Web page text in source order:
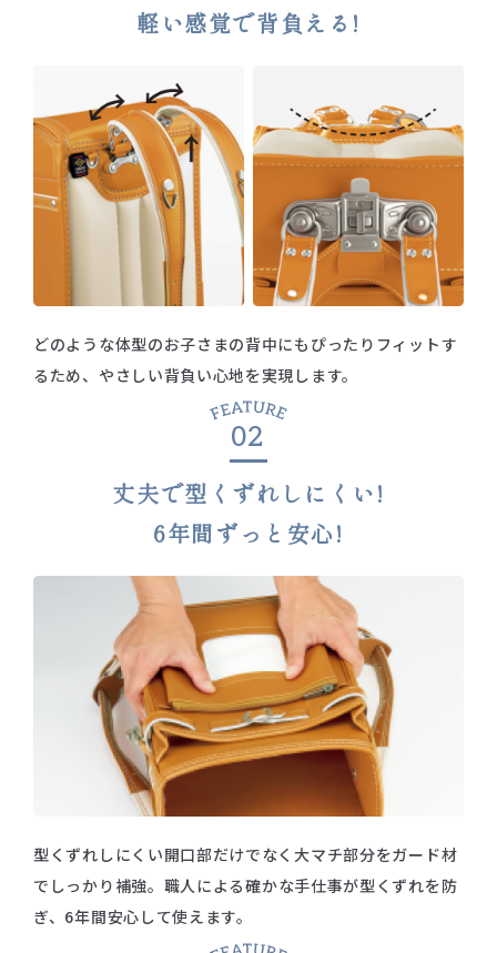
軽い感覚で背負える!
どのような体型のお子さまの背中にも ぴったりフィットす
るため、やさしい背負い心地を実現します。
02
丈夫で型くずれしにくい!
6年間ずっと安心!
型くずれしにくい開口部だけでなく大マチ部分をガード材
でしっかり補強。 職人による確かな手仕事が型くずれを防
ぎ、6年間安心して使えます。